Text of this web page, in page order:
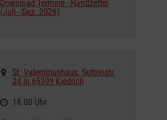
Download Termine - Handzetter
(Juli - Dez. 2026)
St. Valentinushaus, Suttonstr.
24 in 65399 Kiedrich
18.00 Uhr